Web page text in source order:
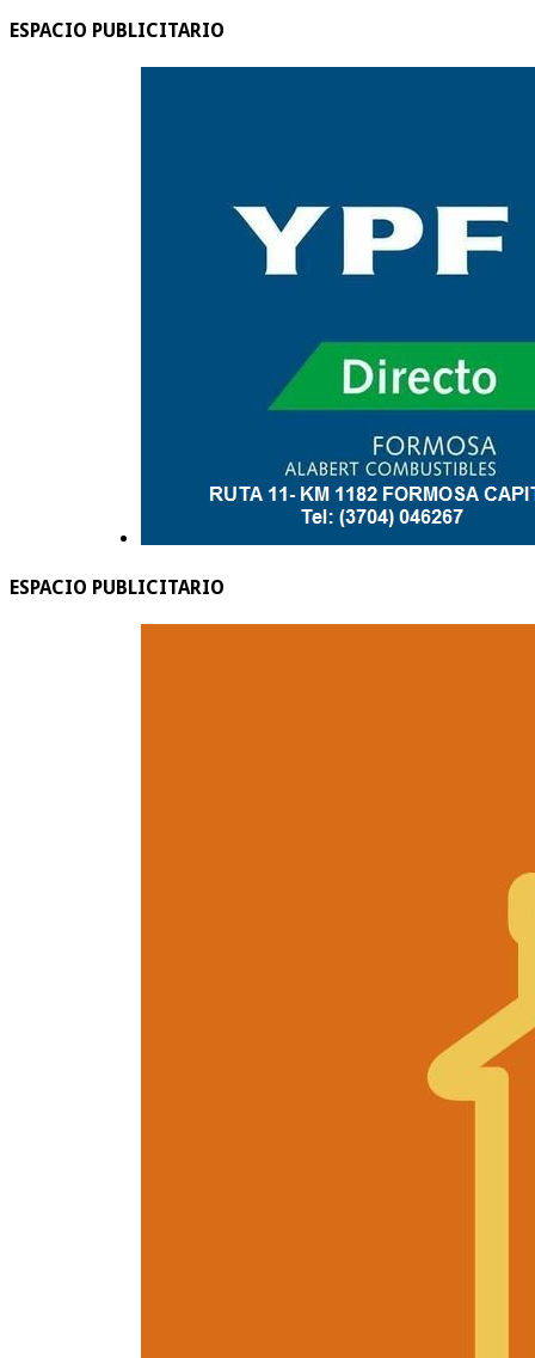
ESPACIO PUBLICITARIO
ESPACIO PUBLICITARIO